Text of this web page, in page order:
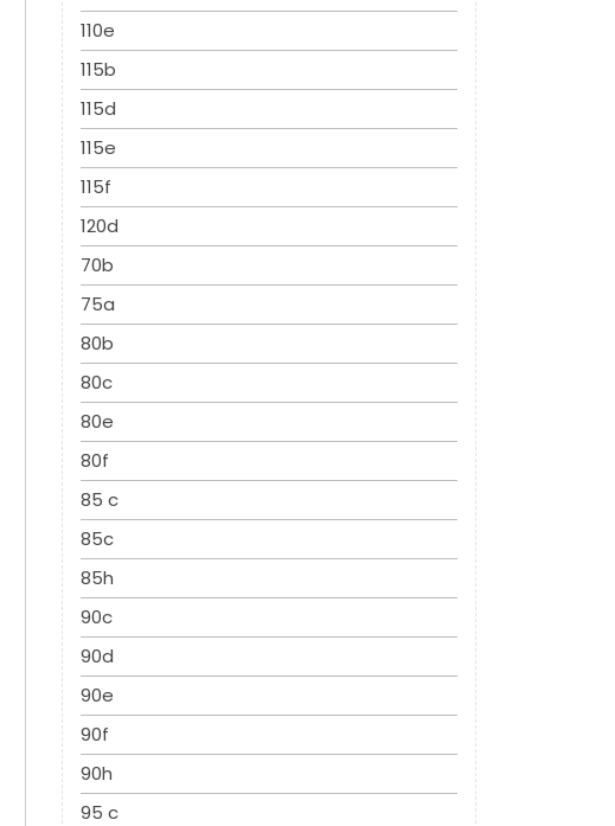
110e
115b
115d
115e
115f
120d
70b
75a
80b
80c
80e
80f
85 c
85c
85h
90c
90d
90e
90f
90h
95 c